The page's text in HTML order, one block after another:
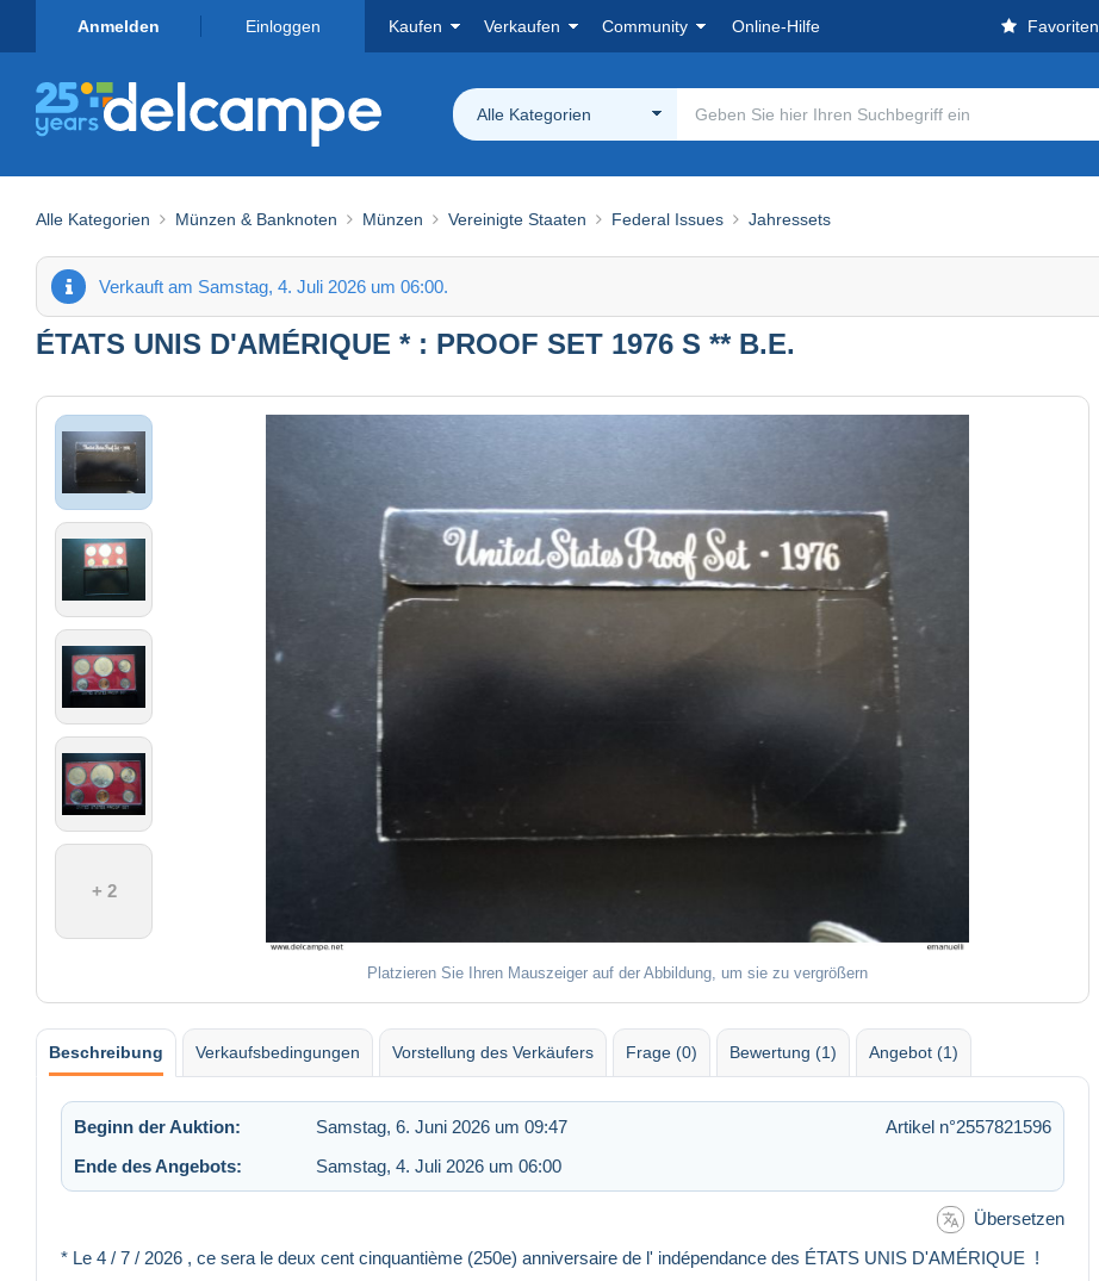
Anmelden Einloggen Kaufen Verkaufen Community Online-Hilfe Favoriten
Alle Kategorien
Alle Kategorien Münzen & Banknoten Münzen Vereinigte Staaten Federal Issues Jahressets
Verkauft am Samstag, 4. Juli 2026 um 06:00.
ÉTATS UNIS D'AMÉRIQUE * : PROOF SET 1976 S ** B.E.
+ 2
Platzieren Sie Ihren Mauszeiger auf der Abbildung, um sie zu vergrößern
Beschreibung Verkaufsbedingungen Vorstellung des Verkäufers Frage (0) Bewertung (1) Angebot (1)
Beginn der Auktion: Samstag, 6. Juni 2026 um 09:47
Artikel n°2557821596
Ende des Angebots:
Samstag, 4. Juli 2026 um 06:00
Übersetzen
* Le 4 / 7 / 2026 , ce sera le deux cent cinquantième (250e) anniversaire de l' indépendance des ÉTATS UNIS D'AMÉRIQUE !